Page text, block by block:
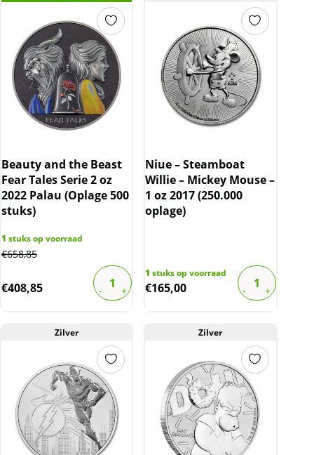
Beauty and the Beast
Fear Tales Serie 2 oz
2022 Palau (Oplage 500
stuks)
1 stuks op voorraad
€658,85
€408,85
Niue – Steamboat
Willie – Mickey Mouse –
1 oz 2017 (250.000
oplage)
1 stuks op voorraad
€165,00
Zilver Zilver